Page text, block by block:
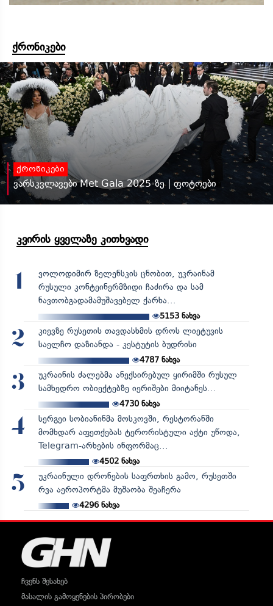
ქრონიკები
ქრონიკები
ვარსკვლავები Met Gala 2025-ზე | ფოტოები
კვირის ყველაზე კითხვადი
1
ვოლოდიმირ ზელენსკის ცნობით, უკრაინამ
რუსული კონტეინერმზიდი ჩაძირა და სამ
ნავთობგადამამუშავებელ ქარხა...
5153 ნახვა
2
კიევზე რუსეთის თავდასხმის დროს ლიეტუვის
საელჩო დაზიანდა - კესტუტის ბუდრისი
4787ნახვა
3
უკრაინის ძალებმა ანექსირებულ ყირიმში რუსულ
სამხედრო ობიექტებზე იერიშები მიიტანეს...
4730ნახვა
4
სერგეი სობიანინმა მოსკოვში, რესტორანში
მომხდარ აფეთქებას ტერორისტული აქტი უწოდა,
Telegram-არხების ინფორმაც...
4502ნახვა
5
უკრაინული დრონების საფრთხის გამო, რუსეთში
რვა აეროპორტმა მუშაობა შეაჩერა
4296ნახვა
ჩვენს შესახებ
მასალის გამოყენების პირობები